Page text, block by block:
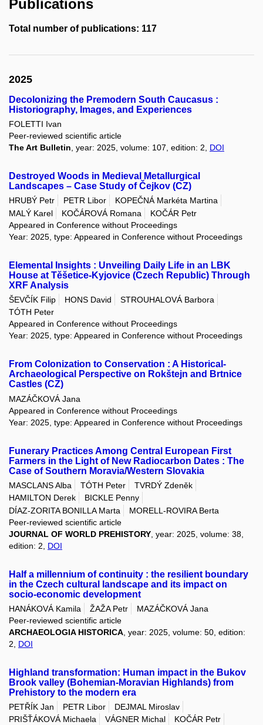
Publications
Total number of publications: 117
2025
Decolonizing the Premodern South Caucasus :
Historiography, Images, and Experiences
FOLETTI Ivan
Peer-reviewed scientific article
The Art Bulletin , year: 2025, volume: 107, edition: 2, DOI
Destroyed Woods in Medieval Metallurgical
Landscapes – Case Study of Čejkov (CZ)
HRUBÝ Petr PETR Libor
KOPEČNÁ Markéta Martina
MALÝ Karel
KOČÁROVÁ Romana
KOČÁR Petr
Appeared in Conference without Proceedings
Year: 2025, type: Appeared in Conference without Proceedings
Elemental Insights : Unveiling Daily Life in an LBK
House at Těšetice-Kyjovice (Czech Republic) Through
XRF Analysis
ŠEVČÍK Filip HONS David
STROUHALOVÁ Barbora
TÓTH Peter
Appeared in Conference without Proceedings
Year: 2025, type: Appeared in Conference without Proceedings
From Colonization to Conservation : A Historical-
Archaeological Perspective on Rokštejn and Brtnice
Castles (CZ)
MAZÁČKOVÁ Jana
Appeared in Conference without Proceedings
Year: 2025, type: Appeared in Conference without Proceedings
Funerary Practices Among Central European First
Farmers in the Light of New Radiocarbon Dates : The
Case of Southern Moravia/Western Slovakia
MASCLANS Alba TÓTH Peter
TVRDÝ Zdeněk
HAMILTON Derek
BICKLE Penny
DÍAZ-ZORITA BONILLA Marta
MORELL-ROVIRA Berta
Peer-reviewed scientific article
JOURNAL OF WORLD PREHISTORY , year: 2025, volume: 38,
edition: 2, DOI
Half a millennium of continuity : the resilient boundary
in the Czech cultural landscape and its impact on
socio-economic development
HANÁKOVÁ Kamila ŽAŽA Petr
MAZÁČKOVÁ Jana
Peer-reviewed scientific article
ARCHAEOLOGIA HISTORICA , year: 2025, volume: 50, edition:
2, DOI
Highland transformation: Human impact in the Bukov
Brook valley (Bohemian-Moravian Highlands) from
Prehistory to the modern era
PETŘÍK Jan PETR Libor
DEJMAL Miroslav
PRIŠŤÁKOVÁ Michaela
VÁGNER Michal
KOČÁR Petr